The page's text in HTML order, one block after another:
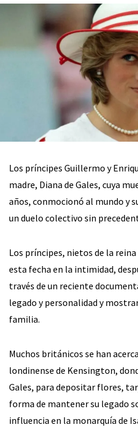
Los príncipes Guillermo y
madre, Diana de Gales, cuya
años, conmocionó al mundo y
un duelo colectivo sin
Los príncipes, nietos de la
esta fecha en la intimidad,
través de un reciente
legado y personalidad y
familia.
Muchos británicos se han
londinense de Kensington,
Gales, para depositar flores,
forma de mantener su legado
influencia en la monarquía de